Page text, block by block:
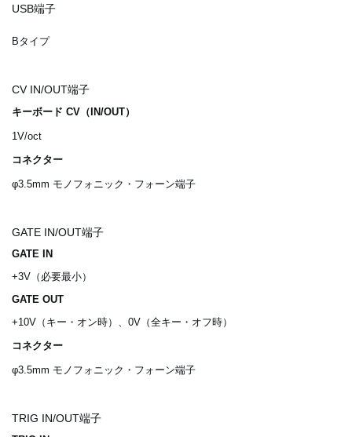
USB端子
Bタイプ
CV IN/OUT端子
キーボード CV（IN/OUT）
1V/oct
コネクター
φ3.5mm モノフォニック・フォーン端子
GATE IN/OUT端子
GATE IN
+3V（必要最小）
GATE OUT
+10V（キー・オン時）、0V（全キー・オフ時）
コネクター
φ3.5mm モノフォニック・フォーン端子
TRIG IN/OUT端子